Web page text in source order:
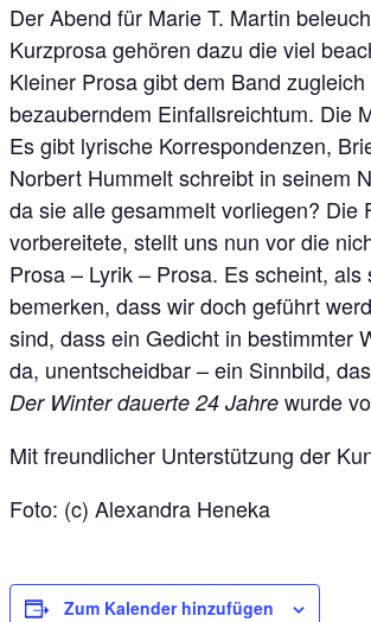
Der Abend für Marie T. Martin
Kurzprosa gehören dazu die viel
Kleiner Prosa gibt dem Band
bezauberndem Einfallsreichtum. Die
Es gibt lyrische Korrespondenzen,
Norbert Hummelt schreibt in seinem
da sie alle gesammelt vorliegen?
vorbereitete, stellt uns nun vor die
Prosa – Lyrik – Prosa. Es scheint,
bemerken, dass wir doch geführt
sind, dass ein Gedicht in bestimmter
da, unentscheidbar – ein Sinnbild,
Der Winter dauerte 24 Jahre wurde
Mit freundlicher Unterstützung der
Foto: (c) Alexandra Heneka
Zum Kalender hinzufügen